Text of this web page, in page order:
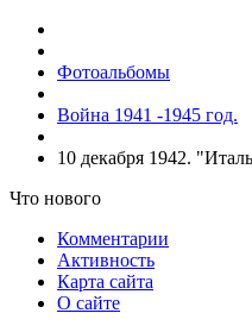
Фотоальбомы
Война 1941 -1945 год.
10 декабря 1942.
Что нового
Комментарии
Активность
Карта сайта
О сайте